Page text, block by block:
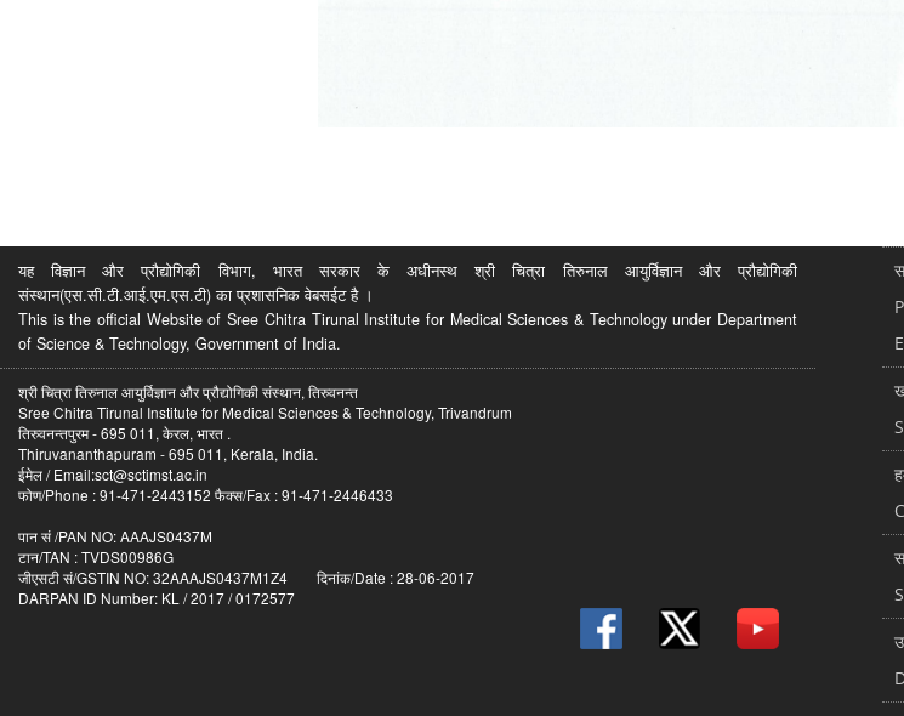
यह विज्ञान और प्रौद्योगिकी विभाग, भारत सरकार के अधीनस्थ श्री चित्रा तिरुनाल आयुर्विज्ञान और प्रौद्योगिकी
संस्थान(एस.सी.टी.आई.एम.एस.टी) का प्रशासनिक वेबसईट है ।
This is the official Website of Sree Chitra Tirunal Institute for Medical Sciences & Technology under Department
of Science & Technology, Government of India.
श्री चित्रा तिरुनाल आयुर्विज्ञान और प्रौद्योगिकी संस्थान, तिरुवनन्त
Sree Chitra Tirunal Institute for Medical Sciences & Technology, Trivandrum
तिरुवनन्तपुरम - 695 011, केरल, भारत .
Thiruvananthapuram - 695 011, Kerala, India.
ईमेल / Email:sct@sctimst.ac.in
फोण/Phone : 91-471-2443152 फैक्स/Fax : 91-471-2446433
पान सं /PAN NO: AAAJS0437M
टान/TAN : TVDS00986G
जीएसटी सं/GSTIN NO: 32AAAJS0437M1Z4 दिनांक/Date : 28-06-2017
DARPAN ID Number: KL / 2017 / 0172577